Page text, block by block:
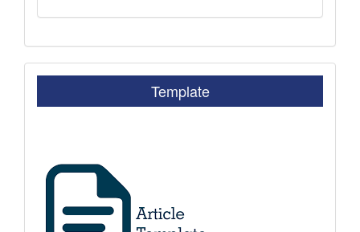
Template